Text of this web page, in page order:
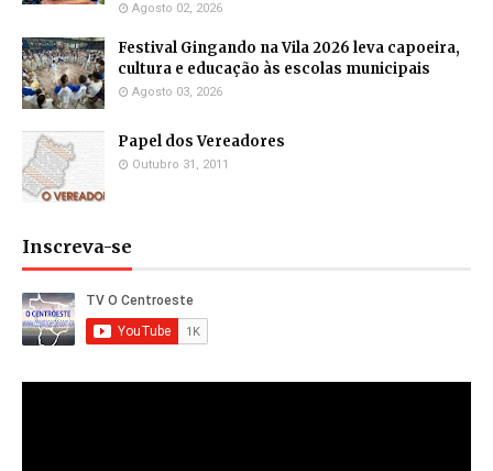
Agosto 02, 2026
Festival Gingando na Vila 2026 leva capoeira,
cultura e educação às escolas municipais
Agosto 03, 2026
Papel dos Vereadores
Outubro 31, 2011
Inscreva-se